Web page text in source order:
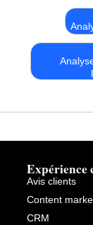
Expérience
Avis clients
Content
CRM